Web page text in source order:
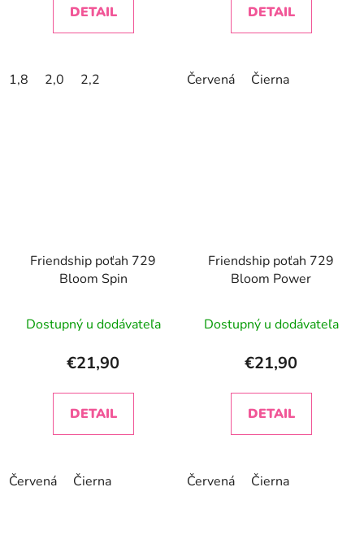
DETAIL
1,8 2,0 2,2
DETAIL
Červená Čierna
Friendship poťah 729
Bloom Spin
Dostupný u dodávateľa
€21,90
DETAIL
Červená Čierna
Friendship poťah 729
Bloom Power
Dostupný u dodávateľa
€21,90
DETAIL
Červená Čierna